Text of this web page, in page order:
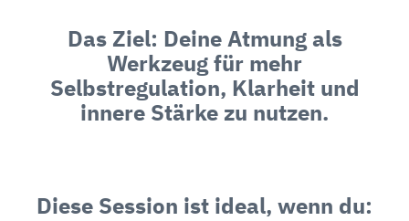
Das Ziel: Deine Atmung als
Werkzeug für mehr
Selbstregulation, Klarheit und
innere Stärke zu nutzen.
Diese Session ist ideal, wenn du: